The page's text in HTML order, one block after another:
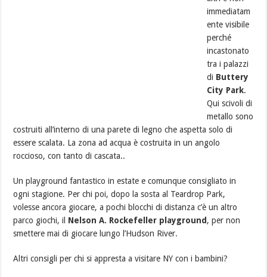
immediatam
ente visibile
perché
incastonato
tra i palazzi
di Buttery
City Park.
Qui scivoli di
metallo sono
costruiti all’interno di una parete di legno che aspetta solo di
essere scalata. La zona ad acqua è costruita in un angolo
roccioso, con tanto di cascata..
Un playground fantastico in estate e comunque consigliato in
ogni stagione. Per chi poi, dopo la sosta al Teardrop Park,
volesse ancora giocare, a pochi blocchi di distanza c’è un altro
parco giochi, il Nelson A. Rockefeller playground, per non
smettere mai di giocare lungo l’Hudson River.
Altri consigli per chi si appresta a visitare NY con i bambini?